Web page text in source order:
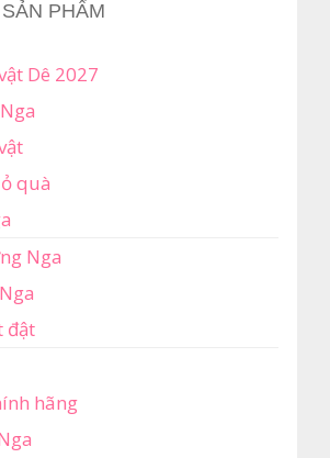
PHẨM
Dê 2027
quà
Nga
đật
hãng